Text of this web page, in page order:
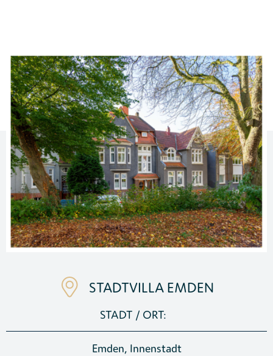
STADTVILLA EMDEN
STADT / ORT: ‎ ‎ ‎
Emden, Innenstadt